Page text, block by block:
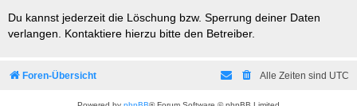
Du kannst jederzeit die Löschung bzw. Sperrung deiner Daten
verlangen. Kontaktiere hierzu bitte den Betreiber.
Foren-Übersicht Alle Zeiten sind UTC